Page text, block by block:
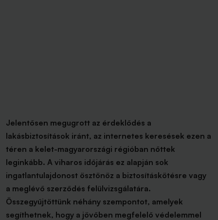
Jelentősen megugrott az érdeklődés a
lakásbiztosítások iránt, az internetes keresések ezen a
téren a kelet-magyarországi régióban nőttek
leginkább. A viharos időjárás ez alapján sok
ingatlantulajdonost ösztönöz a biztosításkötésre vagy
a meglévő szerződés felülvizsgálatára.
Összegyűjtöttünk néhány szempontot, amelyek
segíthetnek, hogy a jövőben megfelelő védelemmel